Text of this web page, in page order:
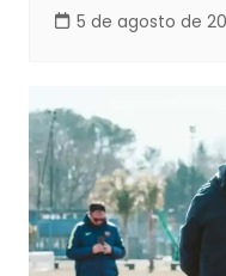
5 de agosto de